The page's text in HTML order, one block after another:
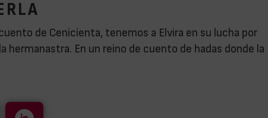
de Cenicienta, tenemos a Elvira en su lucha por
En un reino de cuento de hadas donde la